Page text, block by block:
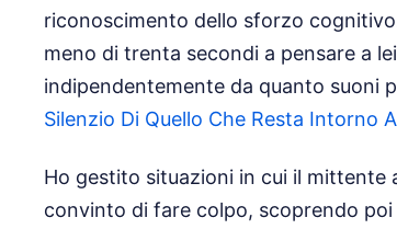
riconoscimento dello sforzo
meno di trenta secondi a pensare a
indipendentemente da quanto suoni
Silenzio Di Quello Che Resta Intorno
Ho gestito situazioni in cui il mittente
convinto di fare colpo, scoprendo